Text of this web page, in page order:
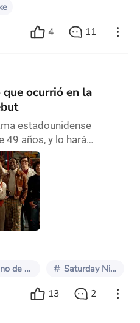
4 11
ocurrió en la
estadounidense
49 años, y lo hará
cincuenta (a
Sin embargo, al
y al ser uno de
de todos los tiempos,
de ver en cines
dirigida por Jason
Estreno de septiembre Saturday Night
13 2